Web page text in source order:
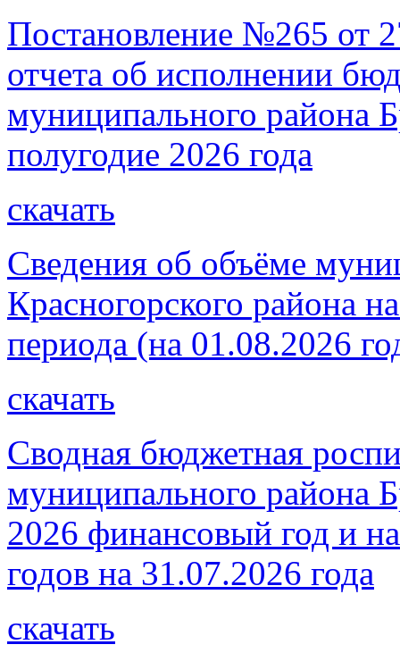
Постановление №265 от
отчета об исполнении
муниципального района
полугодие 2026 года
скачать
Сведения об объёме
Красногорского района
периода (на 01.08.2026
скачать
Сводная бюджетная
муниципального района
2026 финансовый год и
годов на 31.07.2026 года
скачать